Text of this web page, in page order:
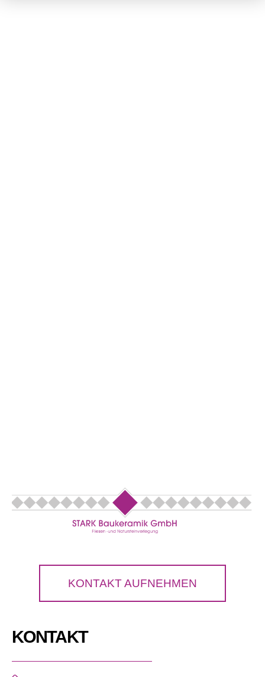
KONTAKT AUFNEHMEN
KONTAKT